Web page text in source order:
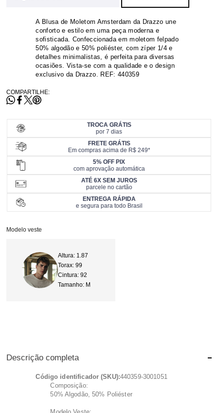
A Blusa de Moletom Amsterdam da Drazzo une
conforto e estilo em uma peça moderna e
sofisticada. Confeccionada em moletom felpado
50% algodão e 50% poliéster, com zíper 1/4 e
detalhes minimalistas, é perfeita para diversas
ocasiões. Vista-se com a qualidade e o design
exclusivo da Drazzo. REF: 440359
COMPARTILHE:
TROCA GRÁTIS
por 7 dias
FRETE GRÁTIS
Em compras acima de R$ 249*
5% OFF PIX
com aprovação automática
ATÉ 6X SEM JUROS
parcele no cartão
ENTREGA RÁPIDA
e segura para todo Brasil
Modelo veste
Altura: 1.87
Torax: 99
Cintura: 92
Tamanho: M
Descrição completa
Código identificador (SKU):440359-3001051
Composição:
50% Algodão, 50% Poliéster